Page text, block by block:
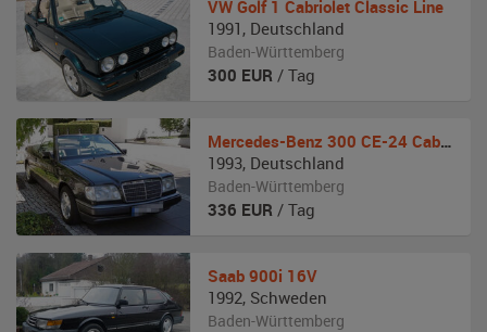
VW Golf 1 Cabriolet Classic Line
1991 , Deutschland
Baden-Württemberg
300 EUR / Tag
Mercedes-Benz 300 CE-24 Cabriolet
1993, Deutschland
Baden-Württemberg
336 EUR / Tag
Saab 900i 16V
1992, Schweden
Baden-Württemberg